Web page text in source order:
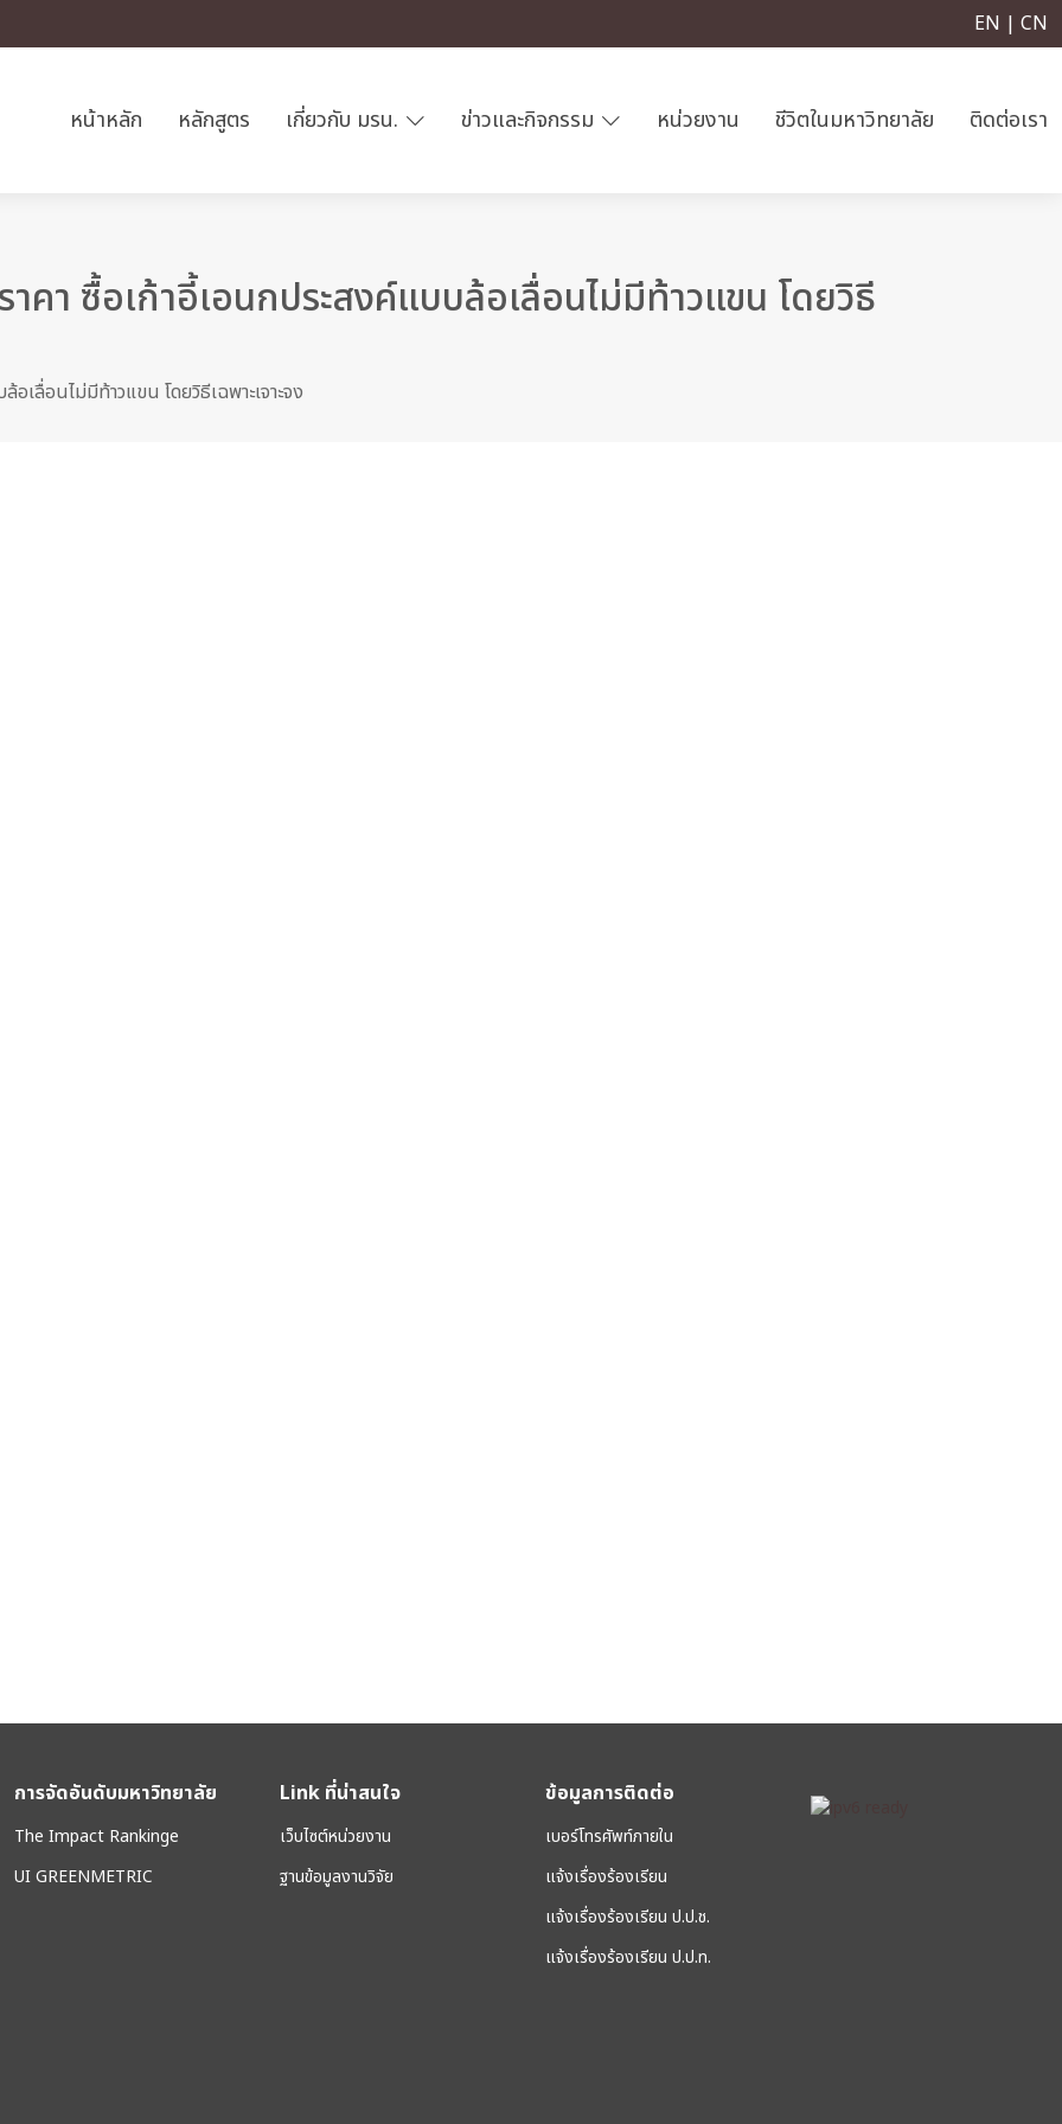
EN | CN
หน้าหลัก หลักสูตร เกี่ยวกับ มรน. ข่าวและกิจกรรม หน่วยงาน ชีวิตในมหาวิทยาลัย ติดต่อเรา
าคา ซื้อเก้าอี้เอนกประสงค์แบบล้อเลื่อนไม่มีท้าวแขน โดยวิธี
เลื่อนไม่มีท้าวแขน โดยวิธีเฉพาะเจาะจง
การจัดอันดับมหาวิทยาลัย
The Impact Rankinge
UI GREENMETRIC
Link ที่น่าสนใจ
เว็บไซต์หน่วยงาน
ฐานข้อมูลงานวิจัย
ข้อมูลการติดต่อ
เบอร์โทรศัพท์ภายใน
แจ้งเรื่องร้องเรียน
แจ้งเรื่องร้องเรียน ป.ป.ช.
แจ้งเรื่องร้องเรียน ป.ป.ท.